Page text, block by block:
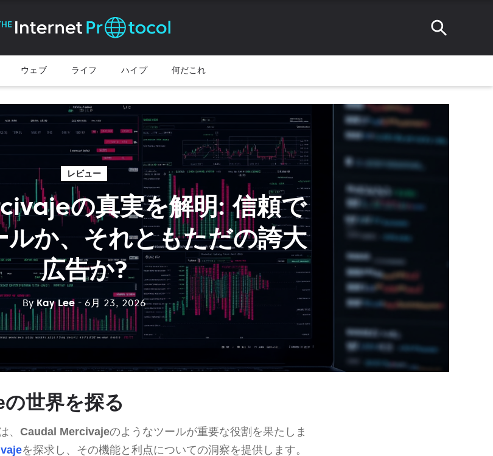
ウェブ ライフ ハイプ 何だこれ
レビュー
の真実を解明: 信頼で
ルか、それともただの誇大
広告か?
By Kay Lee - 6月 23, 2026
世界を探る
、 Caudal Mercivajeのようなツールが重要な役割を果たしま
を探求し、その機能と利点についての洞察を提供します。